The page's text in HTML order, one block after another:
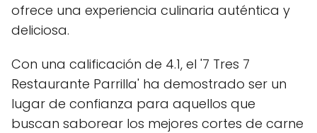
ofrece una experiencia culinaria auténtica y
deliciosa.
Con una calificación de 4.1, el '7 Tres 7
Restaurante Parrilla' ha demostrado ser un
lugar de confianza para aquellos que
buscan saborear los mejores cortes de carne